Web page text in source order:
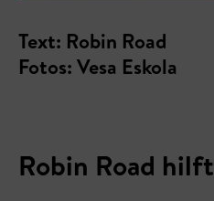
Text: Robin Road
Fotos: Vesa Eskola
Robin Road hilft